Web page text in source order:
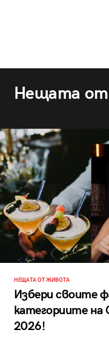
Нещата
НЕЩАТА ОТ ЖИВОТА
Избери своите
категориите на
2026!